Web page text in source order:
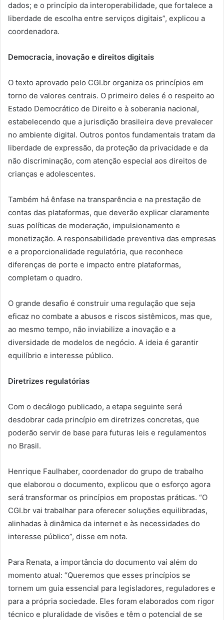
dados; e o princípio da interoperabilidade, que fortalece a
liberdade de escolha entre serviços digitais”, explicou a
coordenadora.
Democracia, inovação e direitos digitais
O texto aprovado pelo CGI.br organiza os princípios em
torno de valores centrais. O primeiro deles é o respeito ao
Estado Democrático de Direito e à soberania nacional,
estabelecendo que a jurisdição brasileira deve prevalecer
no ambiente digital. Outros pontos fundamentais tratam da
liberdade de expressão, da proteção da privacidade e da
não discriminação, com atenção especial aos direitos de
crianças e adolescentes.
Também há ênfase na transparência e na prestação de
contas das plataformas, que deverão explicar claramente
suas políticas de moderação, impulsionamento e
monetização. A responsabilidade preventiva das empresas
e a proporcionalidade regulatória, que reconhece
diferenças de porte e impacto entre plataformas,
completam o quadro.
O grande desafio é construir uma regulação que seja
eficaz no combate a abusos e riscos sistêmicos, mas que,
ao mesmo tempo, não inviabilize a inovação e a
diversidade de modelos de negócio. A ideia é garantir
equilíbrio e interesse público.
Diretrizes regulatórias
Com o decálogo publicado, a etapa seguinte será
desdobrar cada princípio em diretrizes concretas, que
poderão servir de base para futuras leis e regulamentos
no Brasil.
Henrique Faulhaber, coordenador do grupo de trabalho
que elaborou o documento, explicou que o esforço agora
será transformar os princípios em propostas práticas. “O
CGI.br vai trabalhar para oferecer soluções equilibradas,
alinhadas à dinâmica da internet e às necessidades do
interesse público”, disse em nota.
Para Renata, a importância do documento vai além do
momento atual: “Queremos que esses princípios se
tornem um guia essencial para legisladores, reguladores e
para a própria sociedade. Eles foram elaborados com rigor
técnico e pluralidade de visões e têm o potencial de se